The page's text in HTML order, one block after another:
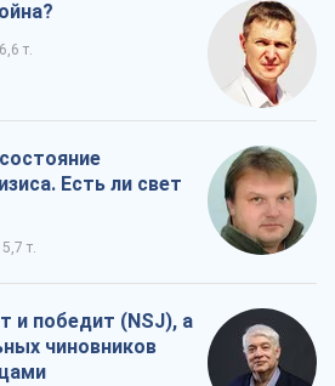
6,6 т.
Есть ли свет
5,7 т.
и победит (NSJ), а
чиновников